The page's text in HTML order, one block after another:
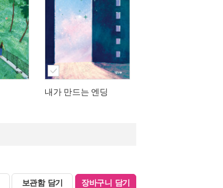
내가 만드는 엔딩
보관함 담기 장바구니 담기